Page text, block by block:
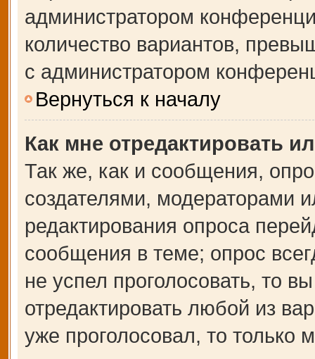
администратором
количество вариантов,
с администратором
Вернуться к началу
Как мне отредактировать
Так же, как и сообщения,
создателями, модераторами
редактирования опроса
сообщения в теме; опрос
не успел проголосовать, то
отредактировать любой из
уже проголосовал, то только